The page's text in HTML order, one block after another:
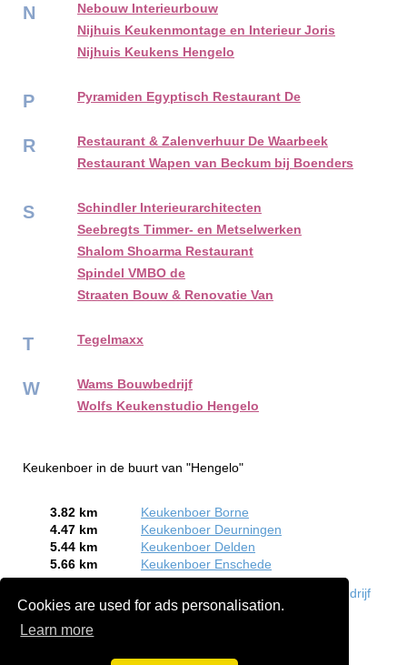
Cookies are used for ads personalisation.
Learn more
N
Nebouw Interieurbouw
Nijhuis Keukenmontage en Interieur Joris
Nijhuis Keukens Hengelo
P Pyramiden Egyptisch Restaurant De
R
Restaurant & Zalenverhuur De Waarbeek
Restaurant Wapen van Beckum bij Boenders
S
Schindler Interieurarchitecten
Seebregts Timmer- en Metselwerken
Shalom Shoarma Restaurant
Spindel VMBO de
Straaten Bouw & Renovatie Van
T Tegelmaxx
W
Wams Bouwbedrijf
Wolfs Keukenstudio Hengelo
Keukenboer in de buurt van "Hengelo"
3.82 km
Keukenboer Borne
4.47 km
Keukenboer Deurningen
5.44 km
Keukenboer Delden
5.66 km
Keukenboer Enschede
Meld een bedrijf
gratis aan